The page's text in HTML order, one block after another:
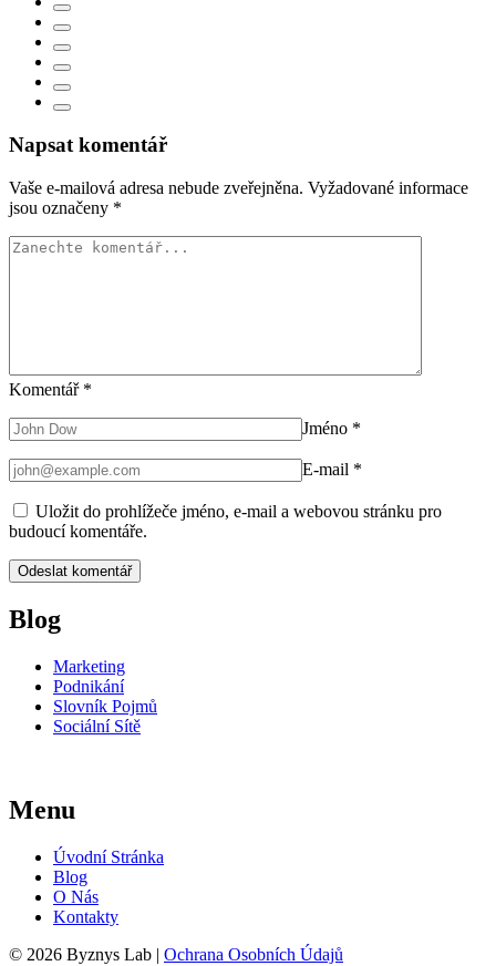
Napsat komentář
Vaše e-mailová adresa nebude zveřejněna. Vyžadované informace
jsou označeny *
Komentář *
Jméno *
E-mail *
Uložit do prohlížeče jméno, e-mail a webovou stránku pro
budoucí komentáře.
Blog
Marketing
Podnikání
Slovník Pojmů
Sociální Sítě
Menu
Úvodní Stránka
Blog
O Nás
Kontakty
© 2026 Byznys Lab | Ochrana Osobních Údajů